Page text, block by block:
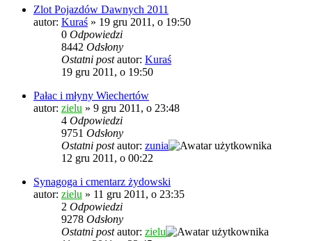
Zlot Pojazdów Dawnych 2011
autor: Kuraś » 19 gru 2011, o 19:50
0 Odpowiedzi
8442 Odsłony
Ostatni postautor: Kuraś
19 gru 2011, o 19:50
Pałac i młyny Wiechertów
autor: zielu » 9 gru 2011, o 23:48
4 Odpowiedzi
9751 Odsłony
Ostatni postautor: zunia
12 gru 2011, o 00:22
Synagoga i cmentarz żydowski
autor: zielu » 11 gru 2011, o 23:35
2 Odpowiedzi
9278 Odsłony
Ostatni postautor: zielu